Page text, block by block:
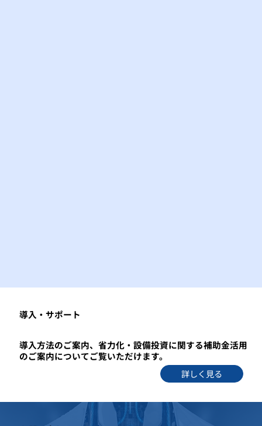
導入方法のご案内、省力化・設備投資に関する補助金活用
のご案内についてご覧いただけます。
​導入・サポート
詳しく見る